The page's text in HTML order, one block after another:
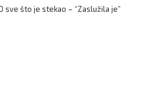
sve što je stekao – “Zaslužila je”